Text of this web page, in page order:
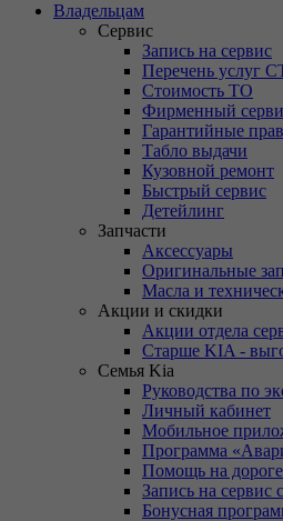
Владельцам
Сервис
Запись на сервис
Перечень услуг
Стоимость ТО
Фирменный
Гарантийные
Табло выдачи
Кузовной ремонт
Быстрый сервис
Детейлинг
Запчасти
Аксессуары
Оригинальные
Масла и
Акции и скидки
Акции отдела
Старше KIA -
Семья Kia
Руководства по
Личный кабинет
Мобильное
Программа
Помощь на дороге
Запись на сервис
Бонусная